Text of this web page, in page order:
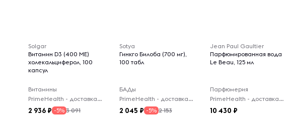
Solgar
Витамин D3 (400 МЕ)
холекальциферол, 100
капсул
Витамины
PrimeHealth - доставка из-за рубежа
2 936 -5% 3 091
Sotya
Гинкго Билоба (700 мг),
100 табл
БАДы
PrimeHealth - доставка из-за рубежа
2 045 -5% 2 153
Jean Paul Gaultier
Парфюмированная вода
Le Beau, 125 мл
Парфюмерия
PrimeHealth - доставка из-за рубежа
10 430